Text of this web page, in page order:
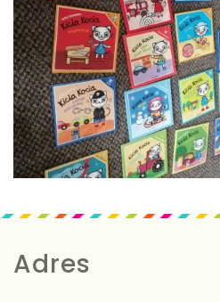
Adres